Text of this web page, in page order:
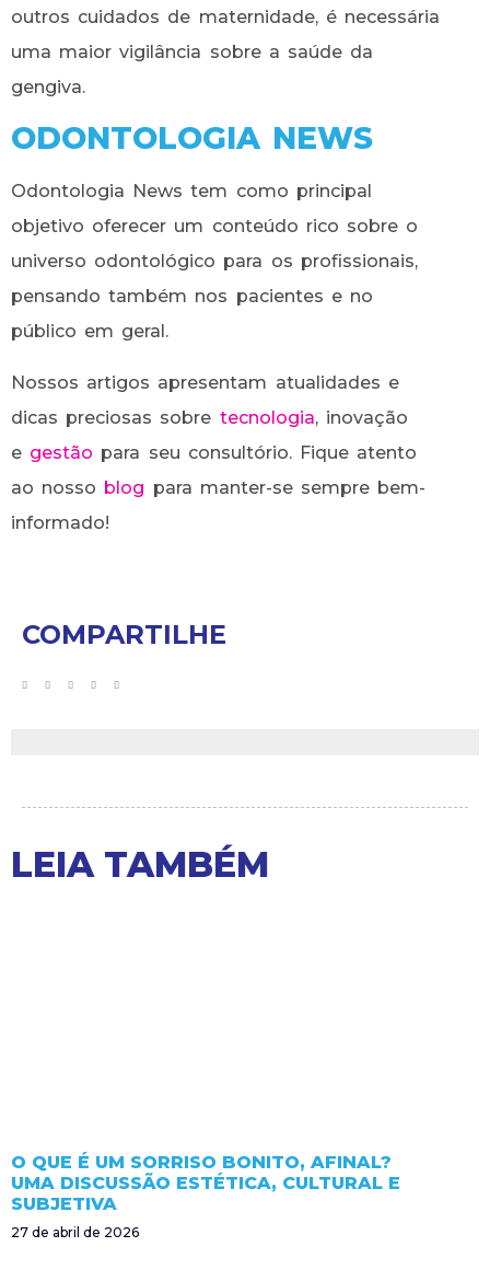
outros cuidados de maternidade, é necessária
uma maior vigilância sobre a saúde da
gengiva.
ODONTOLOGIA NEWS
Odontologia News tem como principal
objetivo oferecer um conteúdo rico sobre o
universo odontológico para os profissionais,
pensando também nos pacientes e no
público em geral.
Nossos artigos apresentam atualidades e
dicas preciosas sobre tecnologia, inovação
e gestão para seu consultório. Fique atento
ao nosso blog para manter-se sempre bem-
informado!
COMPARTILHE
LEIA TAMBÉM
O QUE É UM SORRISO BONITO, AFINAL?
UMA DISCUSSÃO ESTÉTICA, CULTURAL E
SUBJETIVA
27 de abril de 2026